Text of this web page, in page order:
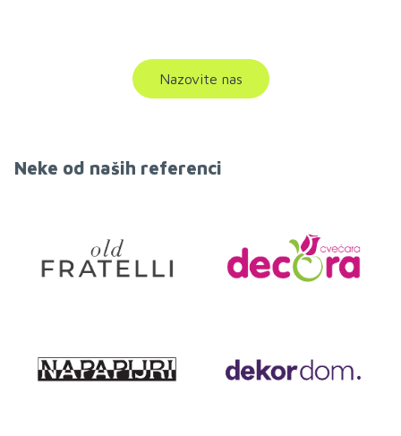
Nazovite nas
Neke od naših referenci